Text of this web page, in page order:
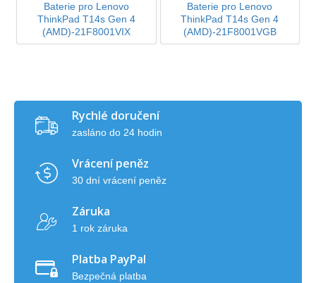
Baterie pro Lenovo
ThinkPad T14s Gen 4
(AMD)-21F8001VIX
Baterie pro Lenovo
ThinkPad T14s Gen 4
(AMD)-21F8001VGB
Rychlé doručení
zasláno do 24 hodin
Vrácení peněz
30 dní vrácení peněz
Záruka
1 rok záruka
Platba PayPal
Bezpečná platba